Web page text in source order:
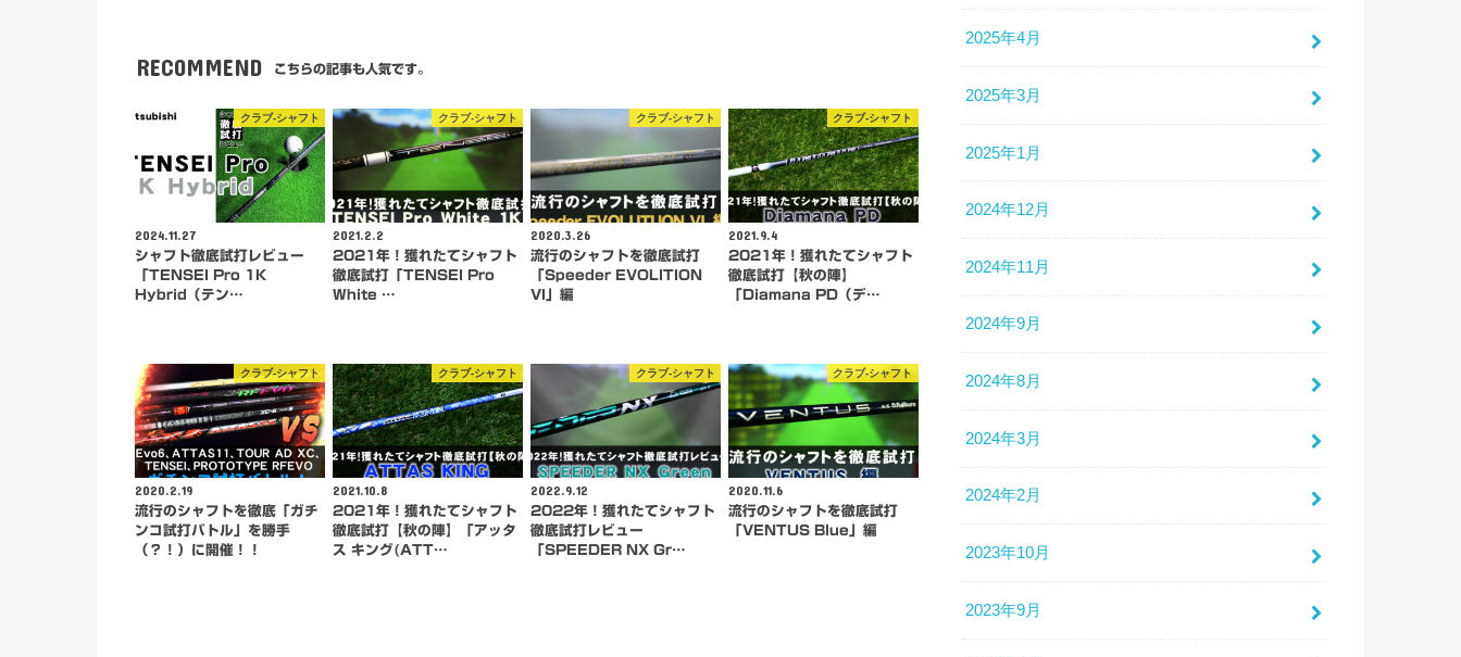
RECOMMEND こちらの記事も人気です。
クラブ-シャフト
2024.11.27
シャフト徹底試打レビュー
「TENSEI Pro 1K
Hybrid（テン…
クラブ-シャフト
2021.2.2
2021年！獲れたてシャフト
徹底試打「TENSEI Pro
White …
クラブ-シャフト
2020.3.26
流行のシャフトを徹底試打
「Speeder EVOLITION
VI」編
クラブ-シャフト
2021.9.4
2021年！獲れたてシャフト
徹底試打【秋の陣】
「Diamana PD（デ…
クラブ-シャフト
2020.2.19
流行のシャフトを徹底「ガチ
ンコ試打バトル」を勝手
（？！）に開催！！
クラブ-シャフト
2021.10.8
2021年！獲れたてシャフト
徹底試打【秋の陣】「アッタ
ス キング(ATT…
クラブ-シャフト
2022.9.12
2022年！獲れたてシャフト
徹底試打レビュー
「SPEEDER NX Gr…
クラブ-シャフト
2020.11.6
流行のシャフトを徹底試打
「VENTUS Blue」編
2025年4月
2025年3月
2025年1月
2024年12月
2024年11月
2024年9月
2024年8月
2024年3月
2024年2月
2023年10月
2023年9月